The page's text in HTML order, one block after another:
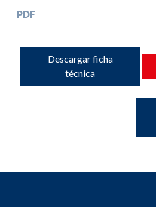
PDF
Descargar ficha
técnica